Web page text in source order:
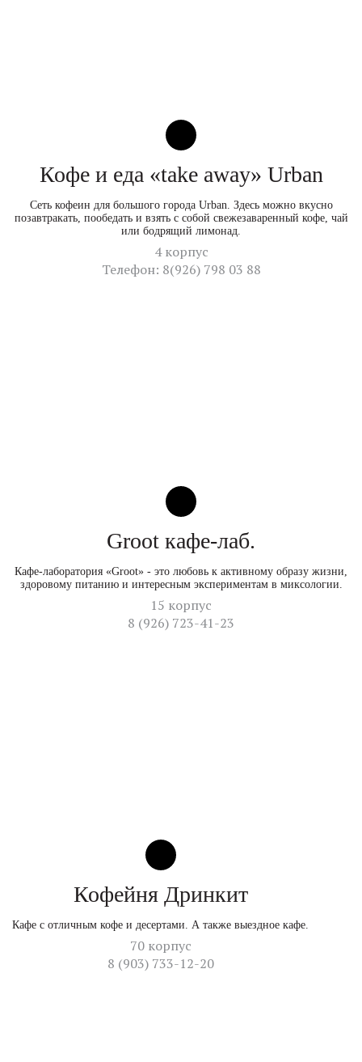
Кофе и еда «take away» Urban
Сеть кофеин для большого города Urban. Здесь можно вкусно
позавтракать, пообедать и взять с собой свежезаваренный кофе, чай
или бодрящий лимонад.
4 корпус
Телефон: 8(926) 798 03 88
Groot кафе-лаб.
Кафе-лаборатория «Groot» - это любовь к активному образу жизни,
здоровому питанию и интересным экспериментам в миксологии.
15 корпус
8 (926) 723-41-23
Кофейня Дринкит
Кафе с отличным кофе и десертами. А также выездное кафе.
70 корпус
8 (903) 733-12-20